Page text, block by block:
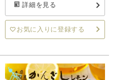
詳細を見る
お気に入りに登録する